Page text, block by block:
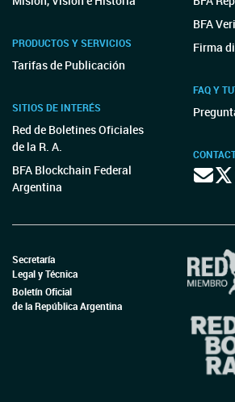
PRODUCTOS Y SERVICIOS
Tarifas de Publicación
SITIOS DE INTERÉS
Red de Boletines Oficiales
de la R. A.
BFA Blockchain Federal
Argentina
BFA
Firma
FAQ Y
Secretaría
Legal y Técnica
Boletín Oficial
de la República Argentina